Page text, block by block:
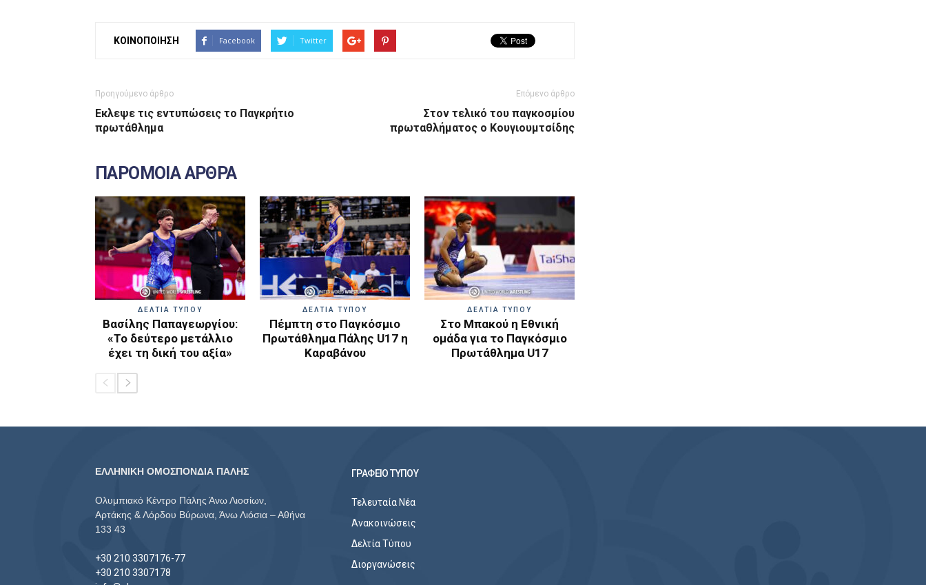
ΚΟΙΝΟΠΟΙΗΣΗ Facebook Twitter
Προηγούμενο άρθρο
Εκλεψε τις εντυπώσεις το Παγκρήτιο
πρωτάθλημα
Επόμενο άρθρο
Στον τελικό του παγκοσμίου
πρωταθλήματος ο Κουγιουμτσίδης
ΠΑΡΟΜΟΙΑ ΑΡΘΡΑ
ΔΕΛΤΙΑ ΤΥΠΟΥ
Βασίλης Παπαγεωργίου:
«Το δεύτερο μετάλλιο
έχει τη δική του αξία»
ΔΕΛΤΙΑ ΤΥΠΟΥ
Πέμπτη στο Παγκόσμιο
Πρωτάθλημα Πάλης U17 η
Καραβάνου
ΔΕΛΤΙΑ ΤΥΠΟΥ
Στο Μπακού η Εθνική
ομάδα για το Παγκόσμιο
Πρωτάθλημα U17
ΕΛΛΗΝΙΚΗ ΟΜΟΣΠΟΝΔΙΑ ΠΑΛΗΣ
Ολυμπιακό Κέντρο Πάλης Άνω Λιοσίων,
Αρτάκης & Λόρδου Βύρωνα, Άνω Λιόσια – Αθήνα
133 43
+30 210 3307176-77
+30 210 3307178
ΓΡΑΦΕΙΟ ΤΥΠΟΥ
Τελευταία Νέα
Ανακοινώσεις
Δελτία Τύπου
Διοργανώσεις